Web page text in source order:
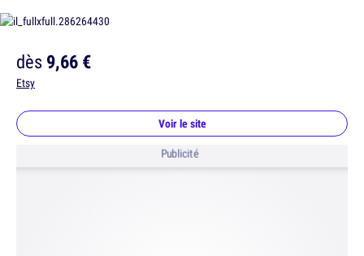
dès9,66 €
Etsy
Voir le site
Publicité